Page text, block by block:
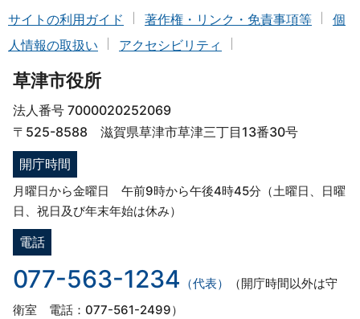
サイトの利用ガイド 著作権・リンク・免責事項等
個
人情報の取扱い
アクセシビリティ
草津市役所
法人番号 7000020252069
〒525-8588 滋賀県草津市草津三丁目13番30号
開庁時間
月曜日から金曜日 午前9時から午後4時45分（土曜日、日曜
日、祝日及び年末年始は休み）
電話
077-563-1234 （代表）
（開庁時間以外は守
衛室 電話：077-561-2499）